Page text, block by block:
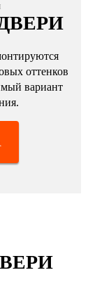
оттенков
вариант